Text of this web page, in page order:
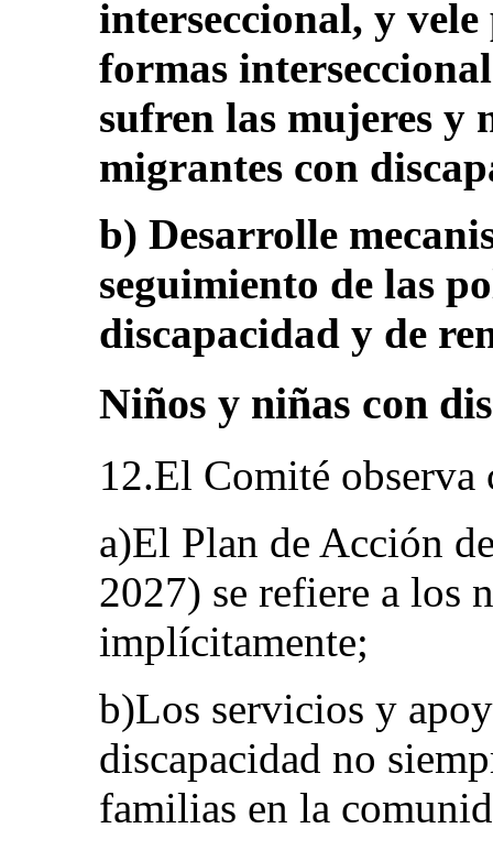
interseccional, y
formas
sufren las mujeres y
migrantes con
b) Desarrolle
seguimiento de las
discapacidad y de
Niños y niñas con
12.El Comité observa
a)El Plan de Acción
2027) se refiere a los
implícitamente;
b)Los servicios y
discapacidad no
familias en la